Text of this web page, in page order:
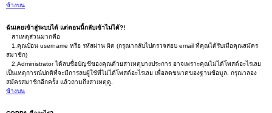
ข้างบน
ฉันเคยเข้าสู่ระบบได้ แต่ตอนนี้กลับเข้าไม่ได้?!
สาเหตุส่วนมากคือ
1.คุณป้อน username หรือ รหัสผ่าน ผิด (กรุณากลับไปตรวจสอบ email ที่คุณได้รับเมื่อคุณสมัคร
สมาชิก)
2.Administrator ได้ลบชื่อบัญชีของคุณด้วยสาเหตุบางประการ อาจเพราะคุณไม่ได้โพสต์อะไรเลย
เป็นเหตุการณ์ปกติที่จะมีการลบผู้ใช้ที่ไม่ได้โพสต์อะไรเลย เพื่อลดขนาดของฐานข้อมูล. กรุณาลอง
สมัครสมาชิกอีกครั้ง แล้วถามถึงสาเหตุดู.
ข้างบน